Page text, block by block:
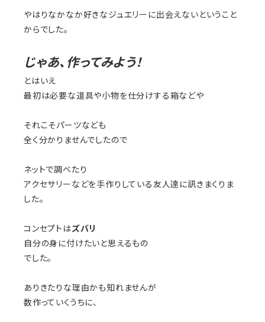
やはりなかなか好きなジュエリーに出会えないということ
からでした。
じゃあ、作ってみよう！
とはいえ
最初は必要な道具や小物を仕分けする箱などや
それこそパーツなども
全く分かりませんでしたので
ネットで調べたり
アクセサリーなどを手作りしている友人達に訊きまくりま
した。
コンセプトはズバリ
自分の身に付けたいと思えるもの
でした。
ありきたりな理由かも知れませんが
数作っていくうちに、